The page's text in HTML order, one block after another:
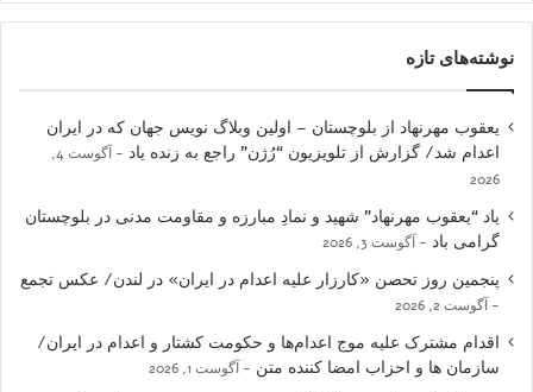
نوشته‌های تازه
یعقوب مهرنهاد از بلوچستان – اولین وبلاگ نویس جهان که در ایران
اعدام شد/ گزارش از تلویزیون “رُژن” راجع به زنده یاد
آگوست 4,
2026
یاد “یعقوب مهرنهاد” شهید و نمادِ مبارزه و مقاومت مدنی در بلوچستان
گرامی باد
آگوست 3, 2026
پنجمین روز تحصن «کارزار علیه اعدام در ایران» در لندن/ عکس تجمع
آگوست 2, 2026
اقدام مشترک علیه موج اعدام‌ها و حکومت کشتار و اعدام در ایران/
سازمان ها و احزاب امضا کننده متن
آگوست 1, 2026